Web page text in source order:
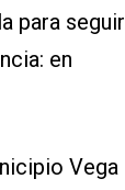
para seguir
en
Vega